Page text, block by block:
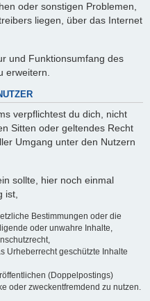
oder sonstigen Problemen,
liegen, über das Internet
und Funktionsumfang des
erweitern.
verpflichtest du dich, nicht
Sitten oder geltendes Recht
Umgang unter den Nutzern
sollte, hier noch einmal
ist,
Bestimmungen oder die
oder unwahre Inhalte,
Urheberrecht geschützte Inhalte
(Doppelpostings)
oder zweckentfremdend zu nutzen.